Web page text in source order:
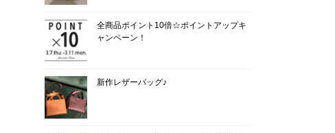
全商品ポイント10倍☆ポイントアップキ
ャンペーン！
新作レザーバッグ♪